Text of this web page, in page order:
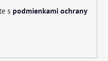
s podmienkami ochrany